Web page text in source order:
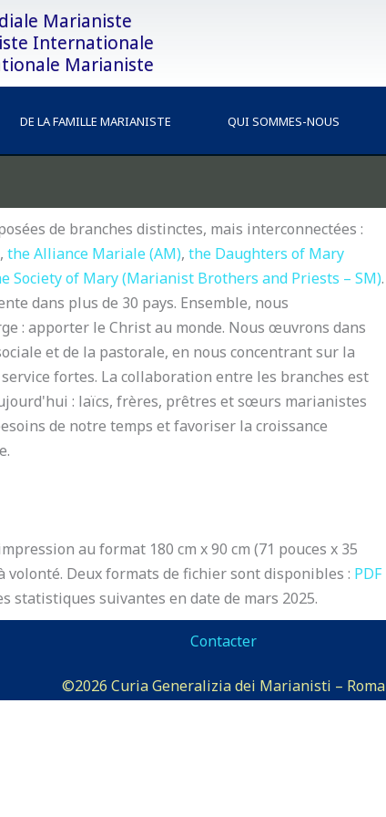
Marianiste
Internationale
Marianiste
DE LA FAMILLE MARIANISTE QUI SOMMES-NOUS
de branches distinctes, mais interconnectées :
, the Alliance Mariale (AM), the Daughters of Mary
Society of Mary (Marianist Brothers and Priests – SM).
dans plus de 30 pays. Ensemble, nous
: apporter le Christ au monde. Nous œuvrons dans
et de la pastorale, en nous concentrant sur la
fortes. La collaboration entre les branches est
: laïcs, frères, prêtres et sœurs marianistes
de notre temps et favoriser la croissance
au format 180 cm x 90 cm (71 pouces x 35
Deux formats de fichier sont disponibles : PDF
statistiques suivantes en date de mars 2025.
Contacter
©2026 Curia Generalizia dei Marianisti – Roma